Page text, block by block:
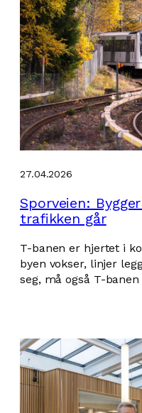
27.04.2026
Sporveien:
trafikken går
T-banen er hjertet i
byen vokser, linjer
seg, må også T-